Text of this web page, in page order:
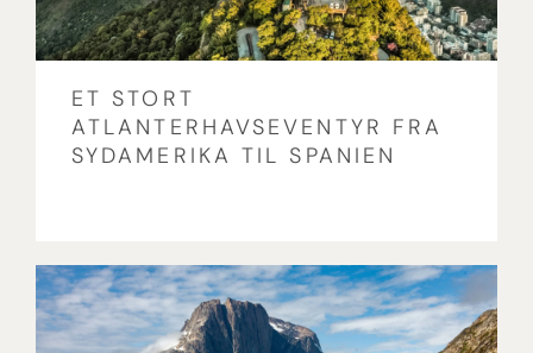
ET STORT
ATLANTERHAVSEVENTYR FRA
SYDAMERIKA TIL SPANIEN